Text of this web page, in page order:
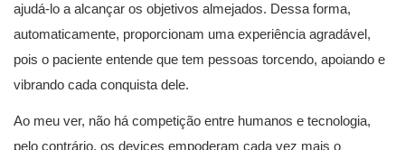
ajudá-lo a alcançar os objetivos almejados. Dessa forma,
automaticamente, proporcionam uma experiência agradável,
pois o paciente entende que tem pessoas torcendo, apoiando e
vibrando cada conquista dele.
Ao meu ver, não há competição entre humanos e tecnologia,
pelo contrário, os devices empoderam cada vez mais o